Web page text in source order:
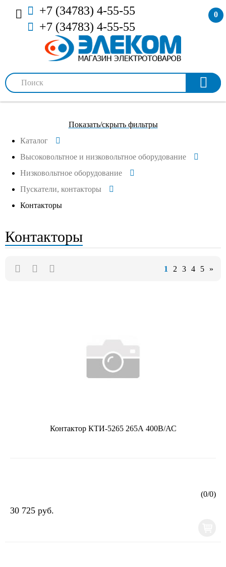
+7 (34783) 4-55-55
+7 (34783) 4-55-55
0
Показать/скрыть фильтры
Каталог
Высоковольтное и низковольтное оборудование
Низковольтное оборудование
Пускатели, контакторы
Контакторы
Контакторы
1 2 3 4 5 »
Контактор КТИ-5265 265А 400В/АС
(0/0)
30 725 руб.